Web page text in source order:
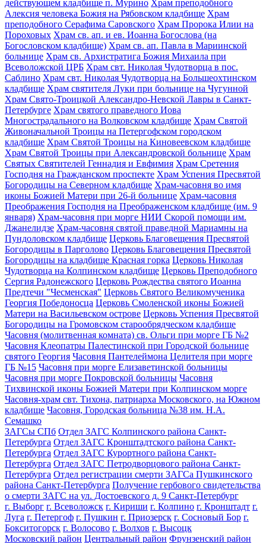
действующем кладбище п. Мурино Храм преподобного
Алексия человека Божия на Рябовском кладбище Храм
преподобного Серафима Саровского Храм Пророка Илии на
Пороховых Храм св. ап. и ев. Иоанна Богослова (на
Богословском кладбище) Храм св. ап. Павла в Мариинской
больнице Храм св. Архистратига Божия Михаила при
Всеволожской ЦРБ Храм свт. Николая Чудотворца в пос.
Саблино Храм свт. Николая Чудотворца на Большеохтинском
кладбище Храм святителя Луки при больнице на Чугунной
Храм Свято-Троицкой Александро-Невской Лавры в Санкт-
Петербурге Храм святого праведного Иова
Многострадального на Волковском кладбище Храм Святой
Живоначальной Троицы на Петергофском городском
кладбище Храм Святой Троицы на Киновеевском кладбище
Храм Святой Троицы при Александровской больнице Храм
Святых Святителей Геннадия и Евфимия Храм Сретения
Господня на Гражданском проспекте Храм Успения Пресвятой
Богородицы на Северном кладбище Храм-часовня во имя
иконы Божией Матери при 26-й больнице Храм-часовня
Преображения Господня на Преображенском кладбище (им. 9
января) Храм-часовня при морге НИИ Скорой помощи им.
Джанелидзе Храм-часовня святой праведной Мариамны на
Пундоловском кладбище Церковь Благовещения Пресвятой
Богородицы в Парголово Церковь Благовещения Пресвятой
Богородицы на кладбище Красная горка Церковь Николая
Чудотворца на Колпинском кладбище Церковь Преподобного
Сергия Радонежского Церковь Рождества святого Иоанна
Предтечи "Чесменская" Церковь Святого Великомученика
Георгия Победоносца Церковь Смоленской иконы Божией
Матери на Васильевском острове Церковь Успения Пресвятой
Богородицы на Громовском старообрядческом кладбище
Часовня (молитвенная комната) св. Ольги при морге ГБ №2
Часовня Клеопатры Палестинской при Городской больнице
святого Георгия Часовня Пантелеймона Целителя при морге
ГБ №15 Часовня при морге Елизаветинской больницы
Часовня при морге Покровской больницы Часовня
Тихвинской иконы Божией Матери при Колпинском морге
Часовня-храм свт. Тихона, патриарха Московского, на Южном
кладбище Часовня, Городская больница №38 им. Н.А.
Семашко
ЗАГСы СПб Отдел ЗАГС Колпинского района Санкт-
Петербурга Отдел ЗАГС Кронштадтского района Санкт-
Петербурга Отдел ЗАГС Курортного района Санкт-
Петербурга Отдел ЗАГС Петродворцового района Санкт-
Петербурга Отдел регистрации смерти ЗАГСа Пушкинского
района Санкт-Петербурга Получение гербового свидетельства
о смерти ЗАГС на ул. Достоевского д. 9 Санкт-Петербург
г. Выборг г. Всеволожск г. Кириши г. Колпино г. Кронштадт г.
Луга г. Петергоф г. Пушкин г. Приозерск г. Сосновый Бор г.
Бокситогорск г. Волосово г. Волхов г. Высоцк
Московский район Центральный район Фрунзенский район